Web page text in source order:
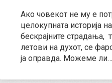
Ако човекот не му е
целокупната историја
бескрајните страдања,
летови на духот, се
ја оправда. Можеме ли…